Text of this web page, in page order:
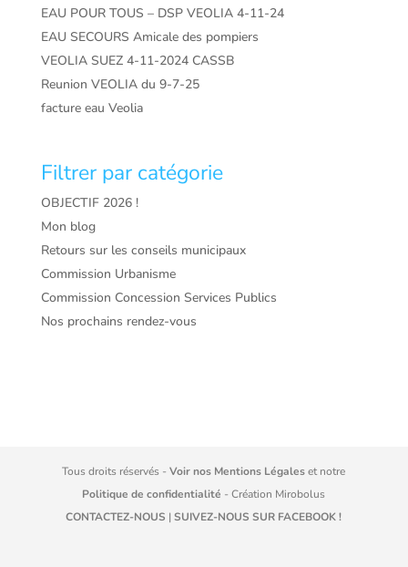
EAU POUR TOUS – DSP VEOLIA 4-11-24
EAU SECOURS Amicale des pompiers
VEOLIA SUEZ 4-11-2024 CASSB
Reunion VEOLIA du 9-7-25
facture eau Veolia
Filtrer par catégorie
OBJECTIF 2026 !
Mon blog
Retours sur les conseils municipaux
Commission Urbanisme
Commission Concession Services Publics
Nos prochains rendez-vous
Tous droits réservés -Voir nos Mentions Légaleset notre
Politique de confidentialité - Création Mirobolus
CONTACTEZ-NOUS |SUIVEZ-NOUS SUR FACEBOOK !